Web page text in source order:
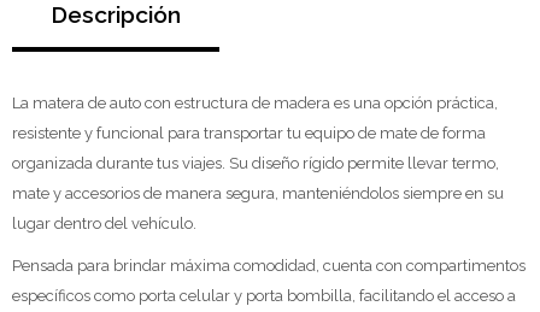
Descripción
La matera de auto con estructura de madera es una opción práctica,
resistente y funcional para transportar tu equipo de mate de forma
organizada durante tus viajes. Su diseño rígido permite llevar termo,
mate y accesorios de manera segura, manteniéndolos siempre en su
lugar dentro del vehículo.
Pensada para brindar máxima comodidad, cuenta con compartimentos
específicos como porta celular y porta bombilla, facilitando el acceso a